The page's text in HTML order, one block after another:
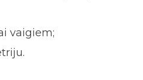
vaigiem;